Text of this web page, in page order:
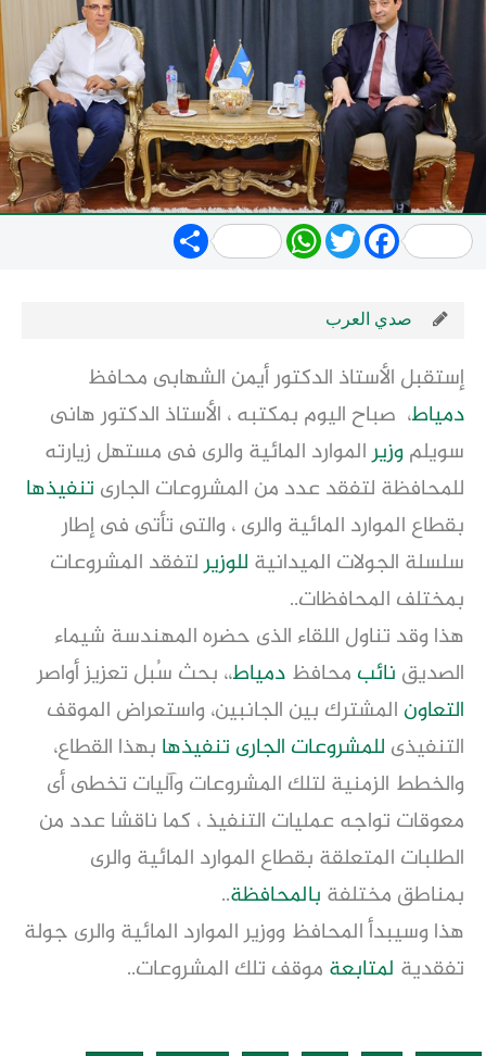
Share WhatsApp
TwitterFacebook
صدي العرب
إستقبل الأستاذ الدكتور أيمن الشهابى محافظ
دمياط، صباح اليوم بمكتبه ، الأستاذ الدكتور هانى
سويلموزيرالموارد المائية والرى فى مستهل زيارته
للمحافظة لتفقد عدد من المشروعات الجارى تنفيذها
بقطاع الموارد المائية والرى ، والتى تأتى فى إطار
سلسلة الجولات الميدانية للوزيرلتفقد المشروعات
بمختلف المحافظات..
هذا وقد تناول اللقاء الذى حضره المهندسة شيماء
الصديق نائب محافظ دمياط،، بحث سُبل تعزيز أواصر
التعاون المشترك بين الجانبين، واستعراض الموقف
التنفيذى للمشروعات الجارى تنفيذها بهذا القطاع،
والخطط الزمنية لتلك المشروعات وآليات تخطى أى
معوقات تواجه عمليات التنفيذ ، كما ناقشا عدد من
الطلبات المتعلقة بقطاع الموارد المائية والرى
بمناطق مختلفة بالمحافظة..
هذا وسيبدأ المحافظ ووزير الموارد المائية والرى جولة
تفقدية لمتابعة موقف تلك المشروعات..